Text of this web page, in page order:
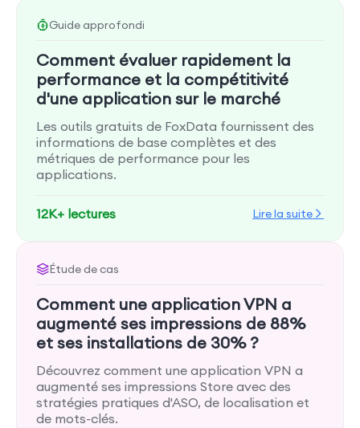
Guide approfondi
Comment évaluer rapidement la
performance et la compétitivité
d'une application sur le marché
Les outils gratuits de FoxData fournissent des
informations de base complètes et des
métriques de performance pour les
applications.
12K+ lectures Lire la suite
Étude de cas
Comment une application VPN a
augmenté ses impressions de 88%
et ses installations de 30% ?
Découvrez comment une application VPN a
augmenté ses impressions Store avec des
stratégies pratiques d'ASO, de localisation et
de mots-clés.